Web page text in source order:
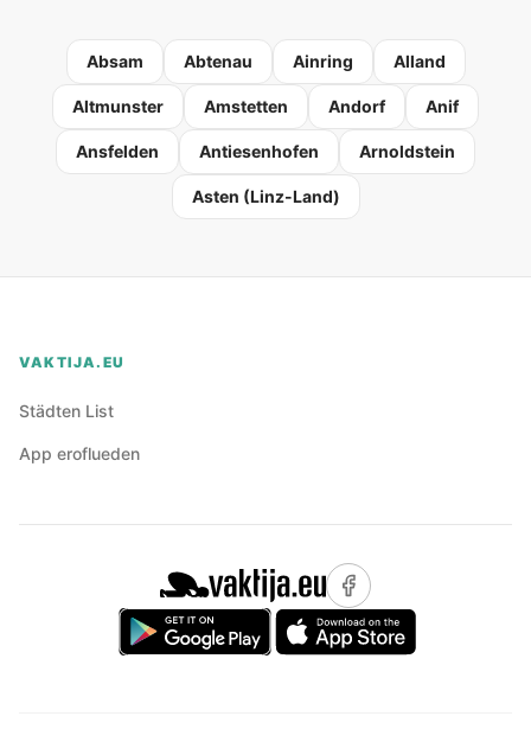
Absam Abtenau Ainring Alland
Altmunster Amstetten Andorf Anif
Ansfelden Antiesenhofen Arnoldstein
Asten (Linz-Land)
VAKTIJA.EU
Städten List
App eroflueden